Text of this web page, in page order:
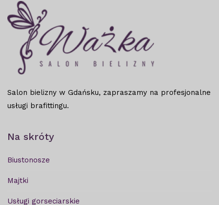
Salon bielizny w Gdańsku, zapraszamy na profesjonalne
usługi brafittingu.
Na skróty
Biustonosze
Majtki
Usługi gorseciarskie